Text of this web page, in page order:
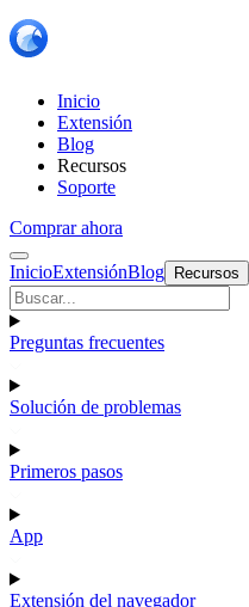
Inicio
Extensión
Blog
Recursos
Soporte
Comprar ahora
InicioExtensiónBlog Recursos
Preguntas frecuentes
Solución de problemas
Primeros pasos
App
Extensión del navegador